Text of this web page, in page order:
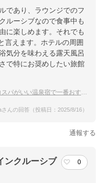
であり、ラウンジでのフ
ルーシブなので食事中も
に楽しめます。それでも
言えます。ホテルの周囲
気分を味わえる露天風呂
で特にお奨めしたい旅館
いい温泉宿で一番おすすめはどこ？
さんの回答（投稿日：2025/8/16）
通報する
ンクルーシブ
0